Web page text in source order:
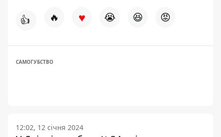
👍 🔥 ♥ 😭 😆 😡
САМОГУБСТВО
12:02, 12 січня 2024